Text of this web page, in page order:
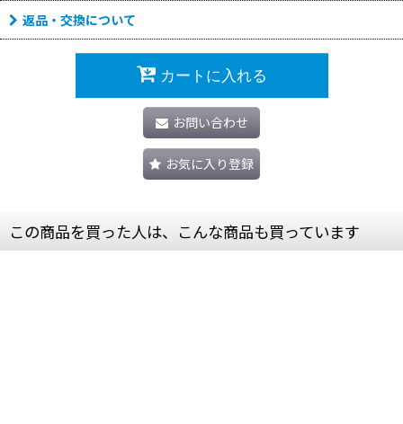
返品・交換について
カートに入れる
お問い合わせ
お気に入り登録
この商品を買った人は、こんな商品も買っています